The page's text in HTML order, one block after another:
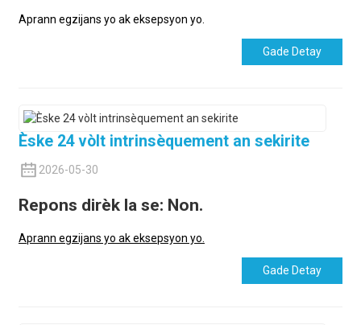
Aprann egzijans yo ak eksepsyon yo.
Gade Detay
Èske 24 vòlt intrinsèquement an sekirite
2026-05-30
Repons dirèk la se: Non.
Aprann egzijans yo ak eksepsyon yo.
Gade Detay